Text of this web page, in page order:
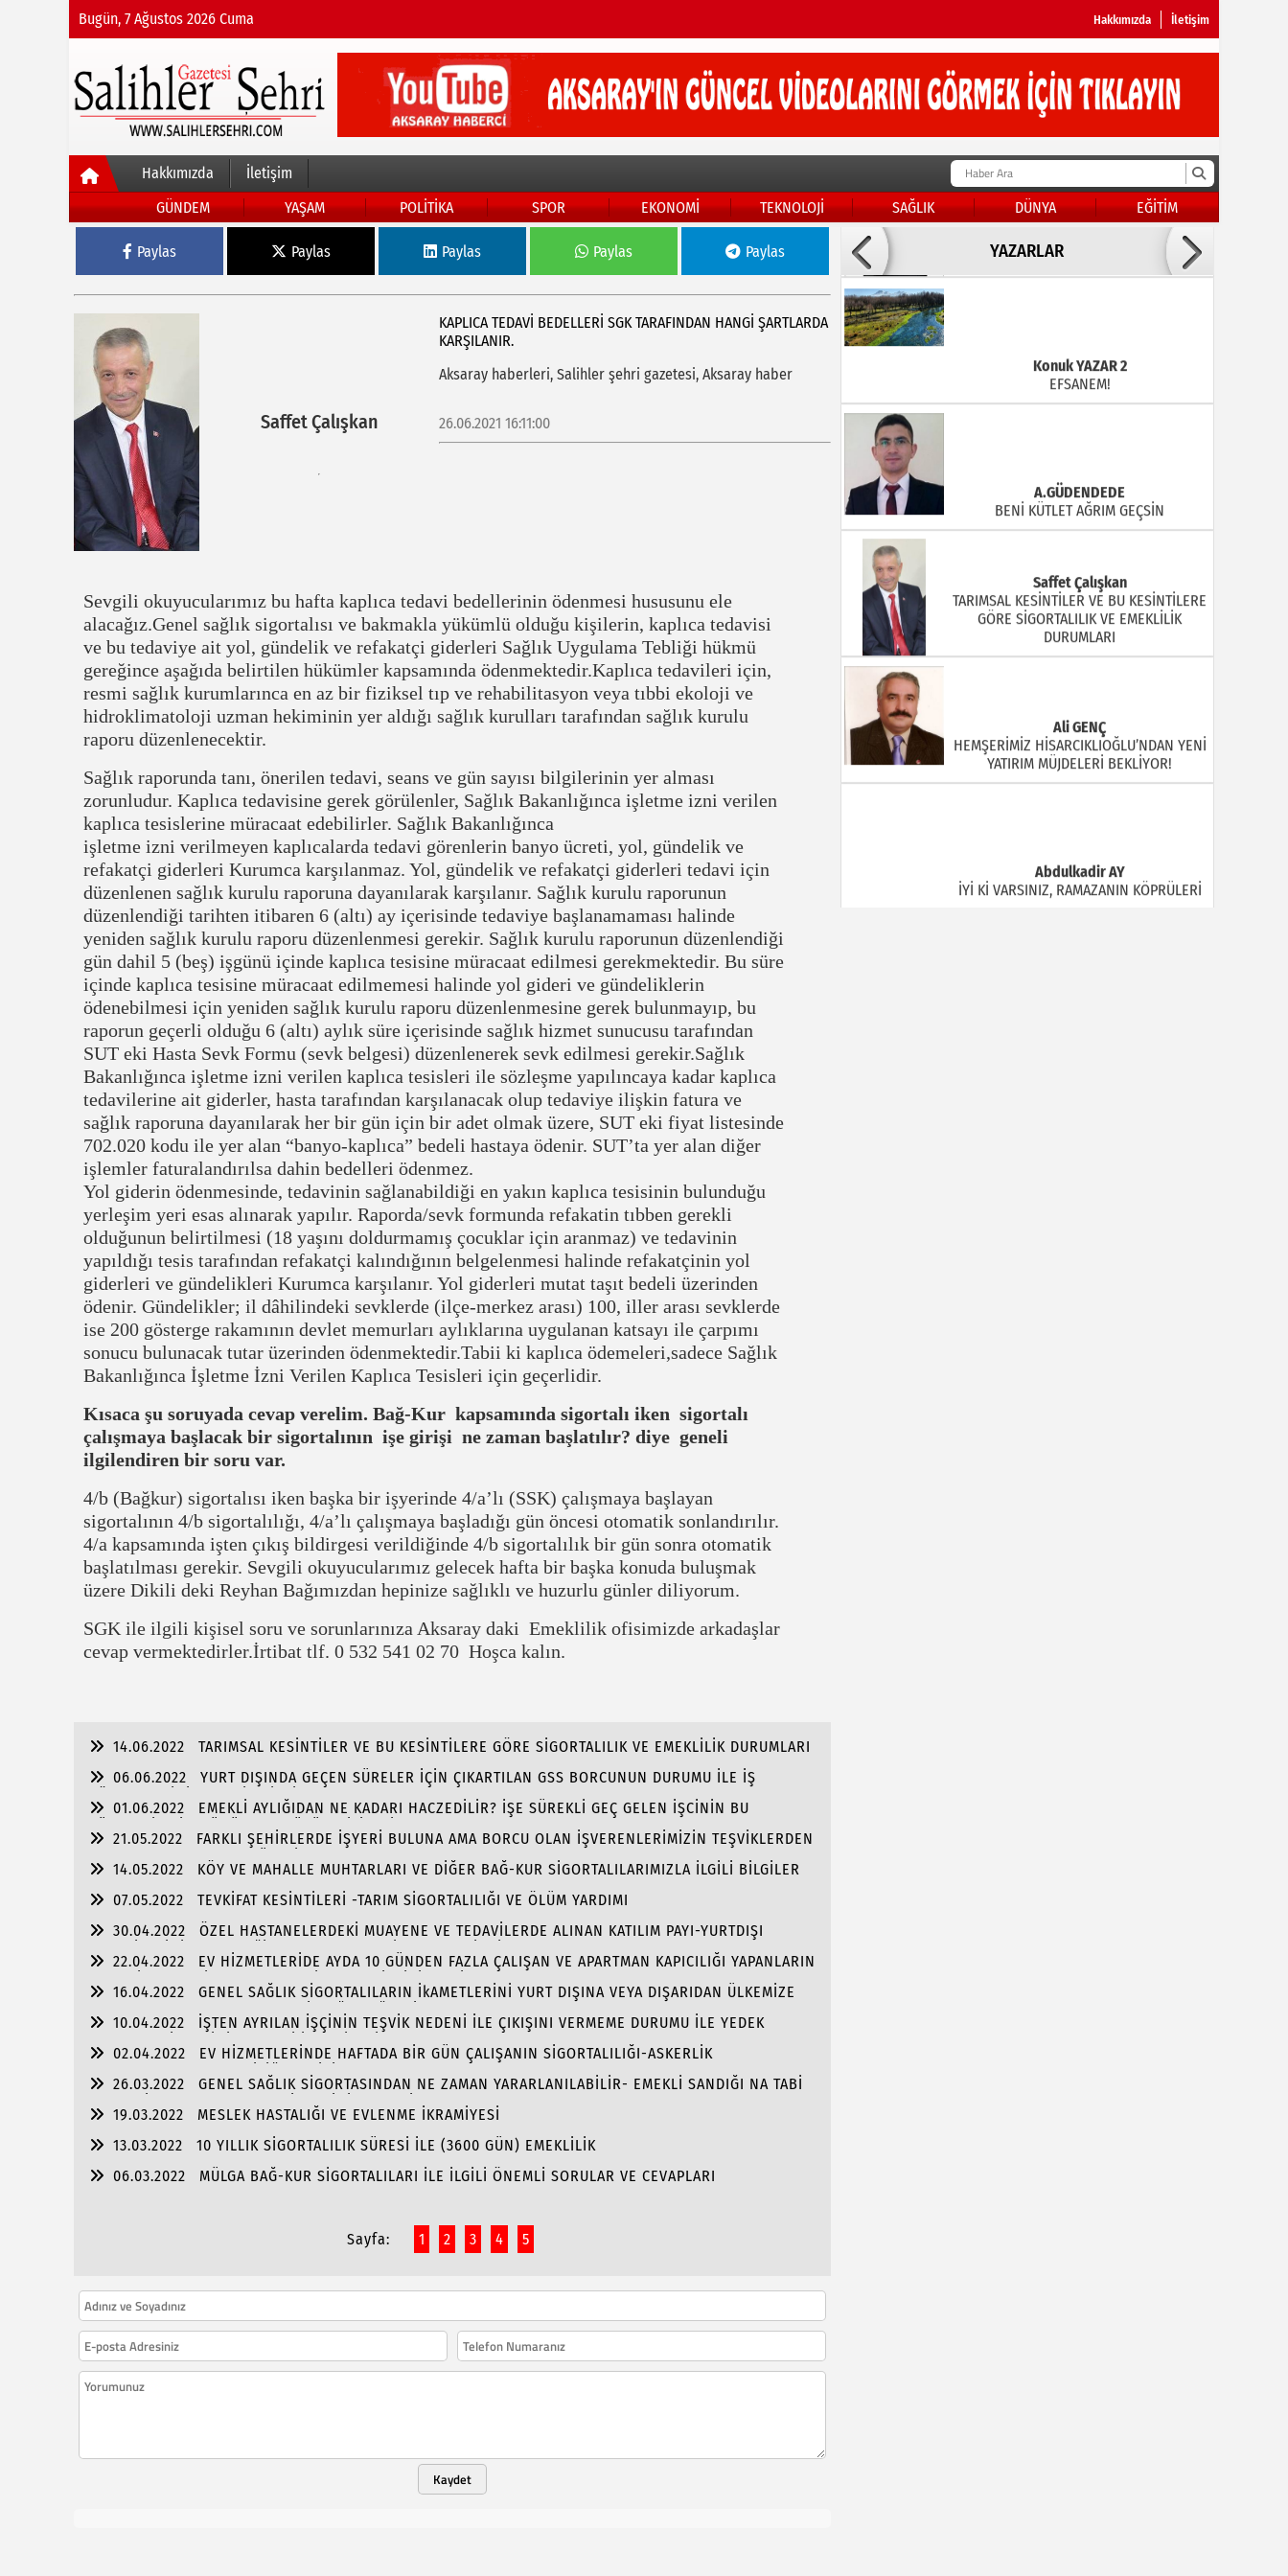
Bugün, 7 Ağustos 2026 Cuma Hakkımızda İletişim
Hakkımızda
İletişim
GÜNDEM
YAŞAM POLİTİKA SPOR EKONOMİ TEKNOLOJİ SAĞLIK DÜNYA EĞİTİM
Paylas Paylas Paylas Paylas Paylas
Saffet Çalışkan
KAPLICA TEDAVİ BEDELLERİ SGK TARAFINDAN HANGİ ŞARTLARDA
KARŞILANIR.
Aksaray haberleri, Salihler şehri gazetesi, Aksaray haber
26.06.2021 16:11:00
Sevgili okuyucularımız bu hafta kaplıca tedavi bedellerinin ödenmesi hususunu ele
alacağız.Genel sağlık sigortalısı ve bakmakla yükümlü olduğu kişilerin, kaplıca tedavisi
ve bu tedaviye ait yol, gündelik ve refakatçi giderleri Sağlık Uygulama Tebliği hükmü
gereğince aşağıda belirtilen hükümler kapsamında ödenmektedir.Kaplıca tedavileri için,
resmi sağlık kurumlarınca en az bir fiziksel tıp ve rehabilitasyon veya tıbbi ekoloji ve
hidroklimatoloji uzman hekiminin yer aldığı sağlık kurulları tarafından sağlık kurulu
raporu düzenlenecektir.
Sağlık raporunda tanı, önerilen tedavi, seans ve gün sayısı bilgilerinin yer alması
zorunludur. Kaplıca tedavisine gerek görülenler, Sağlık Bakanlığınca işletme izni verilen
kaplıca tesislerine müracaat edebilirler. Sağlık Bakanlığınca
işletme izni verilmeyen kaplıcalarda tedavi görenlerin banyo ücreti, yol, gündelik ve
refakatçi giderleri Kurumca karşılanmaz. Yol, gündelik ve refakatçi giderleri tedavi için
düzenlenen sağlık kurulu raporuna dayanılarak karşılanır. Sağlık kurulu raporunun
düzenlendiği tarihten itibaren 6 (altı) ay içerisinde tedaviye başlanamaması halinde
yeniden sağlık kurulu raporu düzenlenmesi gerekir. Sağlık kurulu raporunun düzenlendiği
gün dahil 5 (beş) işgünü içinde kaplıca tesisine müracaat edilmesi gerekmektedir. Bu süre
içinde kaplıca tesisine müracaat edilmemesi halinde yol gideri ve gündeliklerin
ödenebilmesi için yeniden sağlık kurulu raporu düzenlenmesine gerek bulunmayıp, bu
raporun geçerli olduğu 6 (altı) aylık süre içerisinde sağlık hizmet sunucusu tarafından
SUT eki Hasta Sevk Formu (sevk belgesi) düzenlenerek sevk edilmesi gerekir.Sağlık
Bakanlığınca işletme izni verilen kaplıca tesisleri ile sözleşme yapılıncaya kadar kaplıca
tedavilerine ait giderler, hasta tarafından karşılanacak olup tedaviye ilişkin fatura ve
sağlık raporuna dayanılarak her bir gün için bir adet olmak üzere, SUT eki fiyat listesinde
702.020 kodu ile yer alan “banyo-kaplıca” bedeli hastaya ödenir. SUT’ta yer alan diğer
işlemler faturalandırılsa dahin bedelleri ödenmez.
Yol giderin ödenmesinde, tedavinin sağlanabildiği en yakın kaplıca tesisinin bulunduğu
yerleşim yeri esas alınarak yapılır. Raporda/sevk formunda refakatin tıbben gerekli
olduğunun belirtilmesi (18 yaşını doldurmamış çocuklar için aranmaz) ve tedavinin
yapıldığı tesis tarafından refakatçi kalındığının belgelenmesi halinde refakatçinin yol
giderleri ve gündelikleri Kurumca karşılanır. Yol giderleri mutat taşıt bedeli üzerinden
ödenir. Gündelikler; il dâhilindeki sevklerde (ilçe-merkez arası) 100, iller arası sevklerde
ise 200 gösterge rakamının devlet memurları aylıklarına uygulanan katsayı ile çarpımı
sonucu bulunacak tutar üzerinden ödenmektedir.Tabii ki kaplıca ödemeleri,sadece Sağlık
Bakanlığınca İşletme İzni Verilen Kaplıca Tesisleri için geçerlidir.
Kısaca şu soruyada cevap verelim. Bağ-Kur kapsamında sigortalı iken sigortalı
çalışmaya başlacak bir sigortalının işe girişi ne zaman başlatılır? diye geneli
ilgilendiren bir soru var.
4/b (Bağkur) sigortalısı iken başka bir işyerinde 4/a’lı (SSK) çalışmaya başlayan
sigortalının 4/b sigortalılığı, 4/a’lı çalışmaya başladığı gün öncesi otomatik sonlandırılır.
4/a kapsamında işten çıkış bildirgesi verildiğinde 4/b sigortalılık bir gün sonra otomatik
başlatılması gerekir. Sevgili okuyucularımız gelecek hafta bir başka konuda buluşmak
üzere Dikili deki Reyhan Bağımızdan hepinize sağlıklı ve huzurlu günler diliyorum.
SGK ile ilgili kişisel soru ve sorunlarınıza Aksaray daki Emeklilik ofisimizde arkadaşlar
cevap vermektedirler.İrtibat tlf. 0 532 541 02 70 Hoşca kalın.
14.06.2022
TARIMSAL KESİNTİLER VE BU KESİNTİLERE GÖRE SİGORTALILIK VE EMEKLİLİK DURUMLARI
06.06.2022
YURT DIŞINDA GEÇEN SÜRELER İÇİN ÇIKARTILAN GSS BORCUNUN DURUMU İLE İŞ
SÖZLEŞMESİNİN DEVRİDE İŞÇİLERİN SGK MATRAHLARI
01.06.2022
EMEKLİ AYLIĞIDAN NE KADARI HACZEDİLİR? İŞE SÜREKLİ GEÇ GELEN İŞCİNİN BU
SÜRELERİ PRİM GÜNÜNDEN DÜŞÜLEBİLİR Mİ?
21.05.2022
FARKLI ŞEHİRLERDE İŞYERİ BULUNA AMA BORCU OLAN İŞVERENLERİMİZİN TEŞVİKLERDEN
YARARLANMASI--UZUN SÜRELİ RAPOR ONAYLARI
14.05.2022
KÖY VE MAHALLE MUHTARLARI VE DİĞER BAĞ-KUR SİGORTALILARIMIZLA İLGİLİ BİLGİLER
07.05.2022
TEVKİFAT KESİNTİLERİ -TARIM SİGORTALILIĞI VE ÖLÜM YARDIMI
30.04.2022
ÖZEL HASTANELERDEKİ MUAYENE VE TEDAVİLERDE ALINAN KATILIM PAYI-YURTDIŞI
EMEKLİLERİNİN VERECEĞİ YOKLAMA BELGESİ-EVLENME İZNİ
22.04.2022
EV HİZMETLERİDE AYDA 10 GÜNDEN FAZLA ÇALIŞAN VE APARTMAN KAPICILIĞI YAPANLARIN
KOLAY İŞVERENLİK UYGULAMASI İLE SGK BİLDİRİMLERİ.
16.04.2022
GENEL SAĞLIK SİGORTALILARIN İkAMETLERİNİ YURT DIŞINA VEYA DIŞARIDAN ÜLKEMİZE
TAŞIMALARINDA YAPILACAKLAR-İSTEĞE BAĞLI SİGORTALILARIN BORCU VE GSS
10.04.2022
İŞTEN AYRILAN İŞÇİNİN TEŞVİK NEDENİ İLE ÇIKIŞINI VERMEME DURUMU İLE YEDEK
SUBAYLIK HİZMETİNİN EMEKLİ İKRAMİYESİNE KATKISI?
02.04.2022
EV HİZMETLERİNDE HAFTADA BİR GÜN ÇALIŞANIN SİGORTALILIĞI-ASKERLİK
BORÇLANMASIIN EMEKLİLİĞE ETKİSİ
26.03.2022
GENEL SAĞLIK SİGORTASINDAN NE ZAMAN YARARLANILABİLİR- EMEKLİ SANDIĞI NA TABİ
DUL-YETİM AYLIKLARININ KESİLMESİNİ GEREKTİREN HALLER.
19.03.2022
MESLEK HASTALIĞI VE EVLENME İKRAMİYESİ
13.03.2022
10 YILLIK SİGORTALILIK SÜRESİ İLE (3600 GÜN) EMEKLİLİK
06.03.2022
MÜLGA BAĞ-KUR SİGORTALILARI İLE İLGİLİ ÖNEMLİ SORULAR VE CEVAPLARI
Sayfa: 1 2 3 4 5
Kaydet
YAZARLAR
KADER DİYEMEZSİN SEN KENDİN ETTİN
Konuk YAZAR 2
EFSANEM!
A.GÜDENDEDE
BENİ KÜTLET AĞRIM GEÇSİN
Saffet Çalışkan
TARIMSAL KESİNTİLER VE BU KESİNTİLERE
GÖRE SİGORTALILIK VE EMEKLİLİK
DURUMLARI
Ali GENÇ
HEMŞERİMİZ HİSARCIKLIOĞLU’NDAN YENİ
YATIRIM MÜJDELERİ BEKLİYOR!
Abdulkadir AY
İYİ Kİ VARSINIZ, RAMAZANIN KÖPRÜLERİ